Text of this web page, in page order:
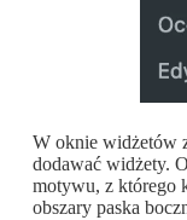
W oknie widżetów
dodawać widżety.
motywu, z którego
obszary paska